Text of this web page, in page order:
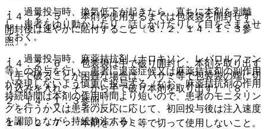
１４．２．５． 本剤を使用するまでは包装袋を開封せず、
開封後は速やかに貼付すること〔８．２、１４．１．３参
照〕。
１４．２．６． 包装袋は手で破り開封し、本剤を取り出す
（手で破ることが困難な場合は、ハサミ等で包装袋の端に切
り込みを入れ、そこから手で破り本剤を取り出す）〔８．
２、１４．１．３参照〕。
１４．２．７． 本剤をハサミ等で切って使用しないこと。
・ 過量投与時、換気低下が起きたら、直ちに本剤を剥離
し、患者をゆり動かしたり、話しかけたりして目をさまさせ
ておく。
・ 過量投与時、麻薬拮抗剤（ナロキソン、レバロルファン
等）の投与を行い、患者に退薬症候又は麻薬拮抗剤の副作用
が発現しないよう慎重に投与する（なお、麻薬拮抗剤の作用
持続時間は本剤の作用時間より短いので、患者のモニタリン
グを行うか又は患者の反応に応じて、初回投与後は注入速度
を調節しながら持続静注する）。